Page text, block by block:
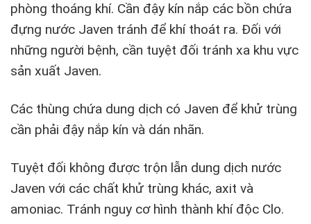
phòng thoáng khí. Cần đậy kín nắp các bồn chứa
đựng nước Javen tránh để khí thoát ra. Đối với
những người bệnh, cần tuyệt đối tránh xa khu vực
sản xuất Javen.
Các thùng chứa dung dịch có Javen để khử trùng
cần phải đậy nắp kín và dán nhãn.
Tuyệt đối không được trộn lẫn dung dịch nước
Javen với các chất khử trùng khác, axit và
amoniac. Tránh nguy cơ hình thành khí độc Clo.